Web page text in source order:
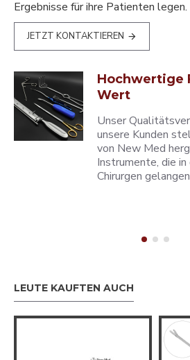
Ergebnisse für ihre Patienten legen.
JETZT KONTAKTIEREN
Hochwertige
Wert
Unser
unsere Kunden
von New Med
Instrumente, die
Chirurgen
LEUTE KAUFTEN AUCH